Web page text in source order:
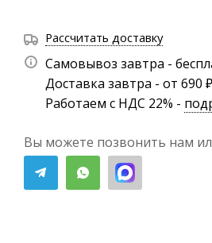
Рассчитать доставку
Самовывоз завтра -
Доставка завтра - от 690 ₽
Работаем с НДС 22% -
Вы можете позвонить нам